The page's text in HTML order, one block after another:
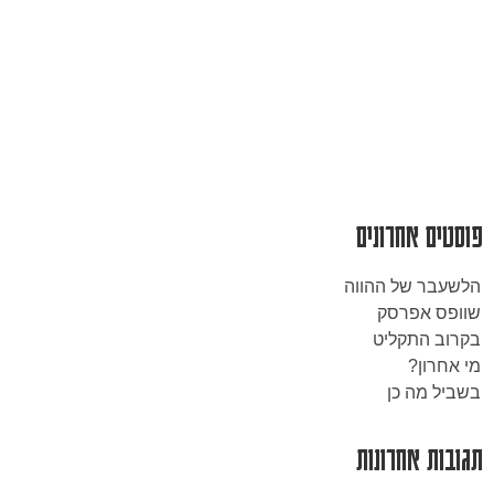
פוסטים אחרונים
הלשעבר של ההווה
שוופס אפרסק
בקרוב התקליט
מי אחרון?
בשביל מה כן
תגובות אחרונות